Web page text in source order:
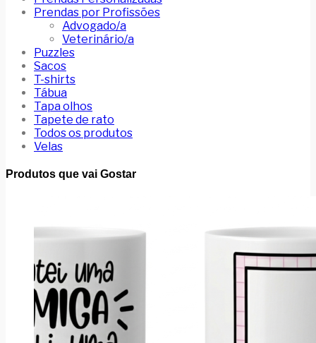
Prendas por Profissões
Advogado/a
Veterinário/a
Puzzles
Sacos
T-shirts
Tábua
Tapa olhos
Tapete de rato
Todos os produtos
Velas
Produtos que vai Gostar